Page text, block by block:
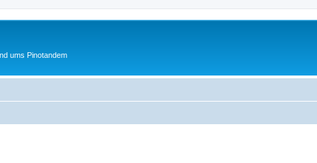
ums Pinotandem